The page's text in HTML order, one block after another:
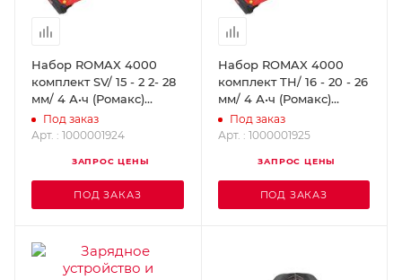
Набор ROMAX 4000
комплект SV/ 15 - 2 2- 28
мм/ 4 А•ч (Ромакс)
ROTHENBERGER
1000001924
Под заказ
Арт. : 1000001924
ЗАПРОС ЦЕНЫ
ПОД ЗАКАЗ
Набор ROMAX 4000
комплект TH/ 16 - 20 - 26
мм/ 4 А•ч (Ромакс)
ROTHENBERGER
1000001925
Под заказ
Арт. : 1000001925
ЗАПРОС ЦЕНЫ
ПОД ЗАКАЗ